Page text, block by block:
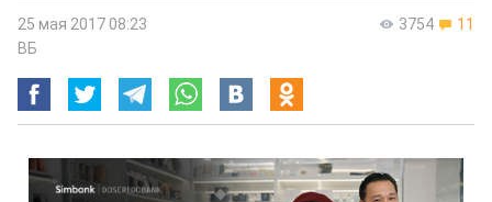
3754 11
25 мая 2017 08:23
ВБ